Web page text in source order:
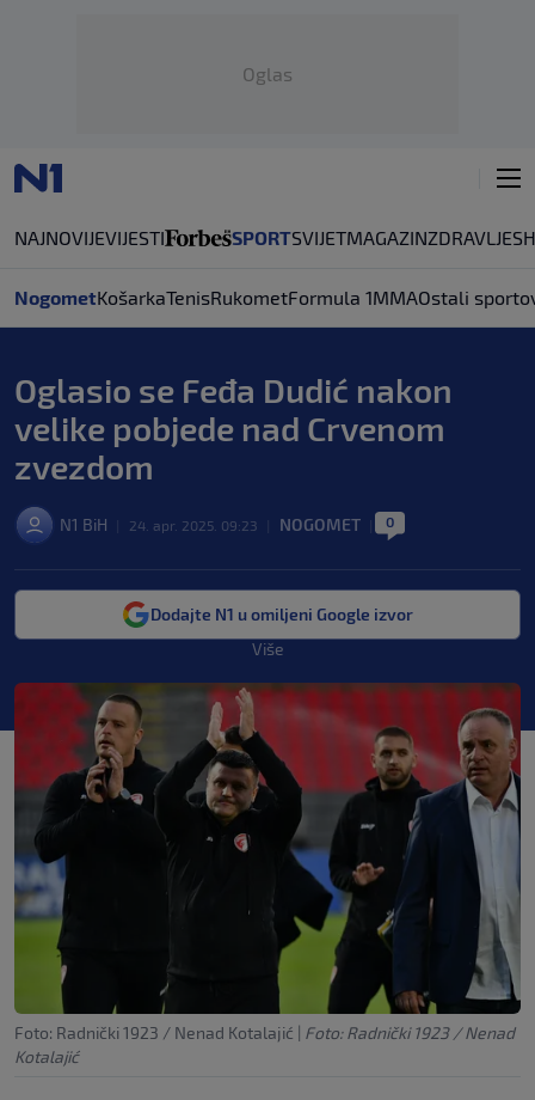
Oglas
NAJNOVIJEVIJESTI SPORTSVIJETMAGAZINZDRAVLJE
NogometKošarkaTenisRukometFormula 1MMAOstali
Oglasio se Feđa Dudić nakon
velike pobjede nad Crvenom
zvezdom
N1 BiH 24. apr. 2025. 09:23 NOGOMET 0
Dodajte N1 u omiljeni Google izvor
Više
Foto: Radnički 1923 / Nenad Kotalajić | Foto: Radnički 1923 / Nenad
Kotalajić